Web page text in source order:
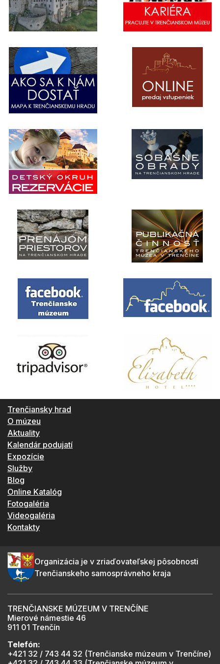
Trenčiansky hrad
O múzeu
Aktuality
Kalendár podujatí
Expozície
Služby
Blog
Online Katalóg
Fotogaléria
Videogaléria
Kontakty
Organizácia je v zriaďovateľskej pôsobnosti
Trenčianskeho samosprávneho kraja
TRENČIANSKE MÚZEUM V TRENČÍNE
Mierové námestie 46
911 01 Trenčín
Telefón:
+421 32 / 743 44 32 (Trenčianske múzeum v Trenčíne)